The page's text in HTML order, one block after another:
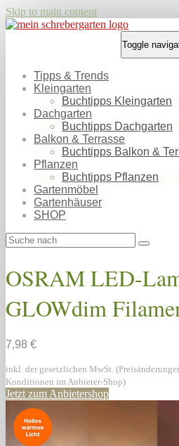
Skip to main content
Toggle
Tipps & Trends
Kleingarten
Buchtipps Kleingarten
Dachgarten
Buchtipps Dachgarten
Balkon & Terrasse
Buchtipps Balkon &
Pflanzen
Buchtipps Pflanzen
Gartenmöbel
Gartenhäuser
SHOP
OSRAM LED-
GLOWdim
7,98 €
inkl. der gesetzlichen MwSt.
Konditionen im Anbieter-Shop)
Jetzt zum Anbietershop